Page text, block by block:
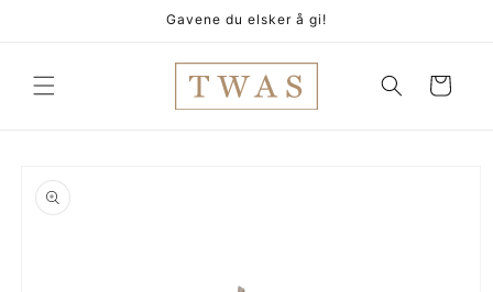
Gavene du elsker å gi!
Handlekurv